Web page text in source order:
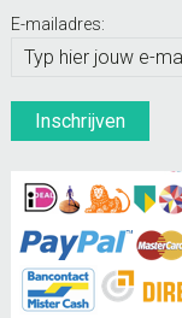
E-mailadres: